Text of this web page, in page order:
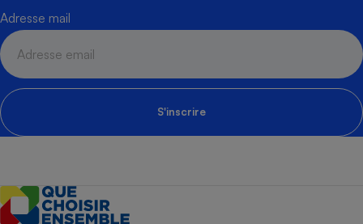
Adresse mail
S'inscrire